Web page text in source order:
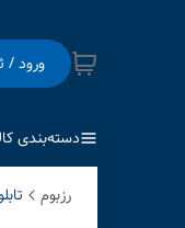
ورود /
دسته‌بندی
رزبوم